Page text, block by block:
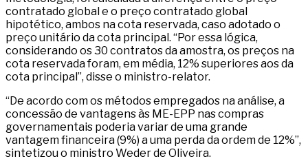
contratado global e o preço contratado global
hipotético, ambos na cota reservada, caso adotado o
preço unitário da cota principal. “Por essa lógica,
considerando os 30 contratos da amostra, os preços na
cota reservada foram, em média, 12% superiores aos da
cota principal”, disse o ministro-relator.
“De acordo com os métodos empregados na análise, a
concessão de vantagens às ME-EPP nas compras
governamentais poderia variar de uma grande
vantagem financeira (9%) a uma perda da ordem de 12%”,
sintetizou o ministro Weder de Oliveira.